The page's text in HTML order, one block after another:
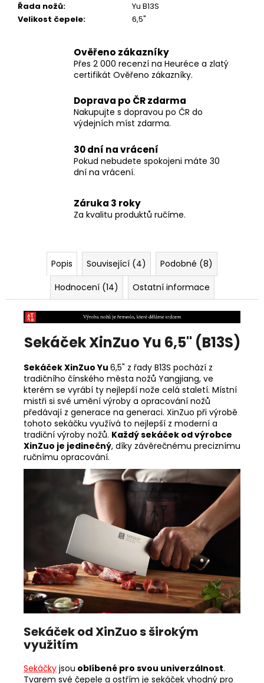
Řada nožů:
Yu B13S
Velikost čepele: 6,5"
Ověřeno zákazníky
Přes 2 000 recenzí na Heuréce a zlatý
certifikát Ověřeno zákazníky.
Doprava po ČR zdarma
Nakupujte s dopravou po ČR do
výdejních míst zdarma.
30 dní na vrácení
Pokud nebudete spokojeni máte 30
dní na vrácení.
Záruka 3 roky
Za kvalitu produktů ručíme.
Popis Související (4)
Podobné (8)
Hodnocení (14)
Ostatní informace
Sekáček XinZuo Yu 6,5" (B13S)
Sekáček XinZuo Yu 6,5" z řady B13S pochází z
tradičního čínského města nožů Yangjiang, ve
kterém se vyrábí ty nejlepší nože celá staletí. Místní
mistři si své umění výroby a opracování nožů
předávají z generace na generaci. XinZuo při výrobě
tohoto sekáčku využívá to nejlepší z moderní a
tradiční výroby nožů. Každý sekáček od výrobce
XinZuo je jedinečný, díky závěrečnému preciznímu
ručnímu opracování.
Sekáček od XinZuo s širokým
využitím
Sekáčky jsou oblíbené pro svou univerzálnost.
Tvarem své čepele a ostřím je sekáček vhodný pro